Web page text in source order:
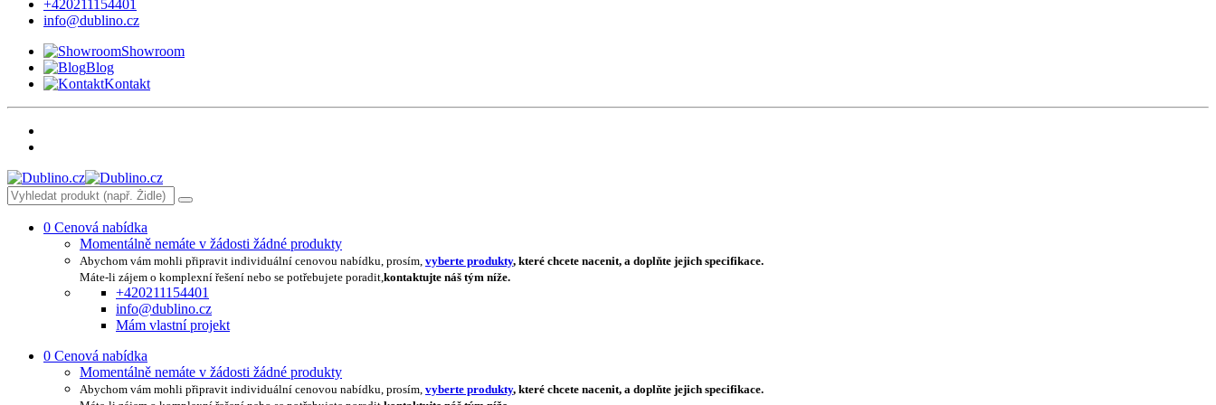
+420211154401
info@dublino.cz
Showroom
Blog
Kontakt
0 Cenová nabídka
Momentálně nemáte v žádosti žádné produkty
Abychom vám mohli připravit individuální cenovou nabídku, prosím, vyberte produkty, které chcete nacenit, a doplňte jejich specifikace.
Máte-li zájem o komplexní řešení nebo se potřebujete poradit,kontaktujte náš tým níže.
+420211154401
info@dublino.cz
Mám vlastní projekt
0 Cenová nabídka
Momentálně nemáte v žádosti žádné produkty
Abychom vám mohli připravit individuální cenovou nabídku, prosím, vyberte produkty, které chcete nacenit, a doplňte jejich specifikace.